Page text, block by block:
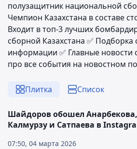
полузащитник национальной
Чемпион Казахстана в составе
Входит в топ-3 лучших
сборной Казахстана ✅ Подборка
информации ✅ Главные новости
про все события на новостном
Плитка Список
07:50, 04 марта 2026
Шайдоров обошел Анарбекова,
Калмурзу и Сатпаева в